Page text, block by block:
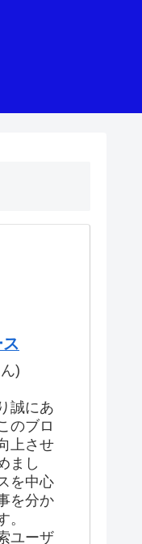
)
誠にあ
のブロ
上させ
まし
を中心
を分か
。
ユーザ